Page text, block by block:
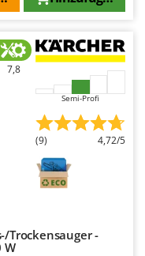
7,8
Semi-Profi
(9) 4,72/5
Trockensauger -
W